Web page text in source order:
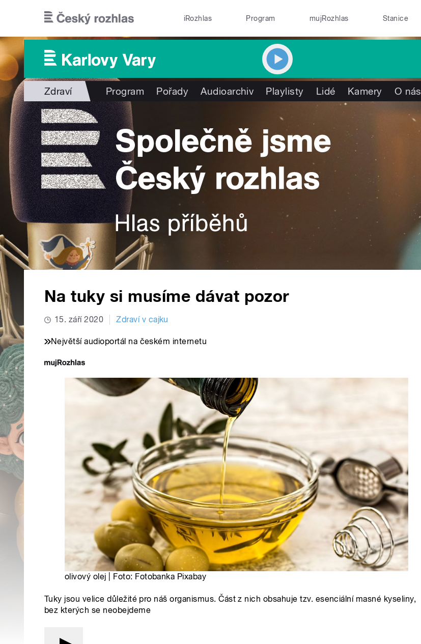
iRozhlas Program mujRozhlas Stanice
Zdraví Program Pořady Audioarchiv Playlisty Lidé Kamery O nás
Na tuky si musíme dávat pozor
15. září 2020 Zdraví v cajku
Největší audioportál na českém internetu
olivový olej | Foto: Fotobanka Pixabay
Tuky jsou velice důležité pro náš organismus. Část z nich obsahuje tzv. esenciální masné kyseliny,
bez kterých se neobejdeme